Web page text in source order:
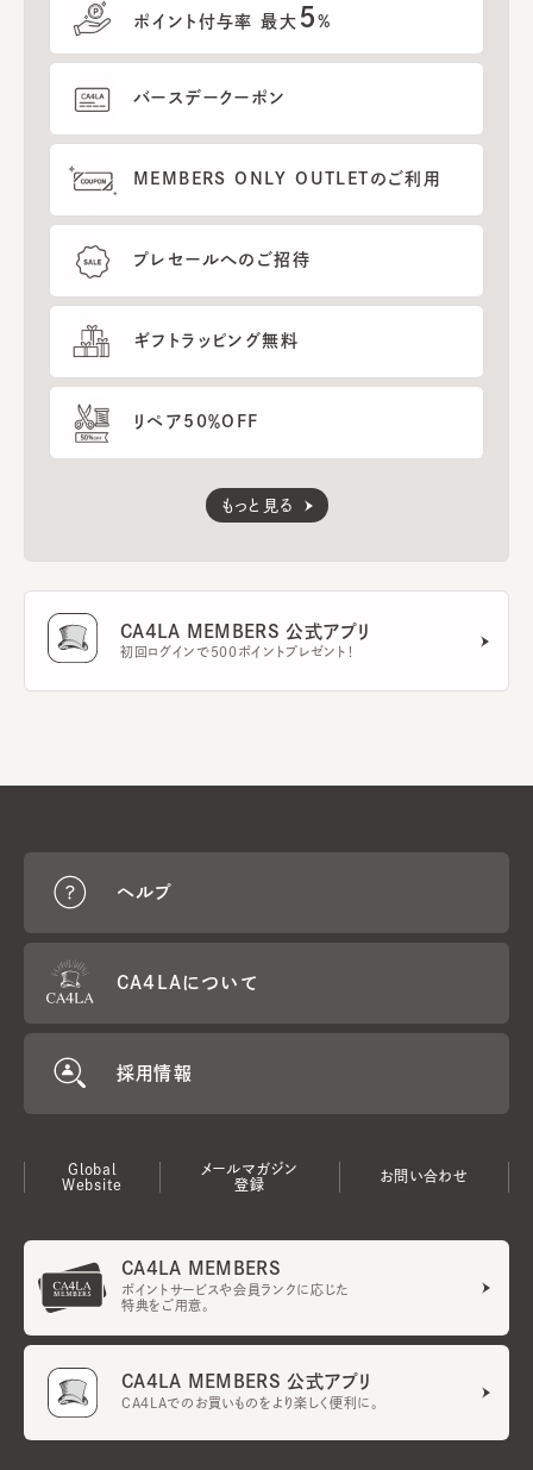
ポイント付与率 最大 5%
バースデークーポン
MEMBERS ONLY OUTLETのご利用
プレセールへのご招待
ギフトラッピング無料
リペア50％OFF
もっと見る
CA4LA MEMBERS 公式アプリ
初回ログインで500ポイントプレゼント！
ヘルプ
CA4LAについて
採用情報
Global
Website
メールマガジン
登録
お問い合わせ
CA4LA MEMBERS
ポイントサービスや会員ランクに応じた
特典をご用意。
CA4LA MEMBERS 公式アプリ
CA4LAでのお買いものをより楽しく便利に。